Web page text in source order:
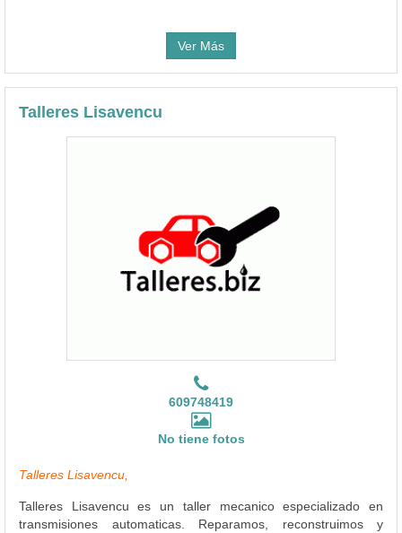
Ver Más
Talleres Lisavencu
609748419
No tiene fotos
Talleres Lisavencu,
Talleres Lisavencu es un taller mecanico especializado en
transmisiones automaticas. Reparamos, reconstruimos y